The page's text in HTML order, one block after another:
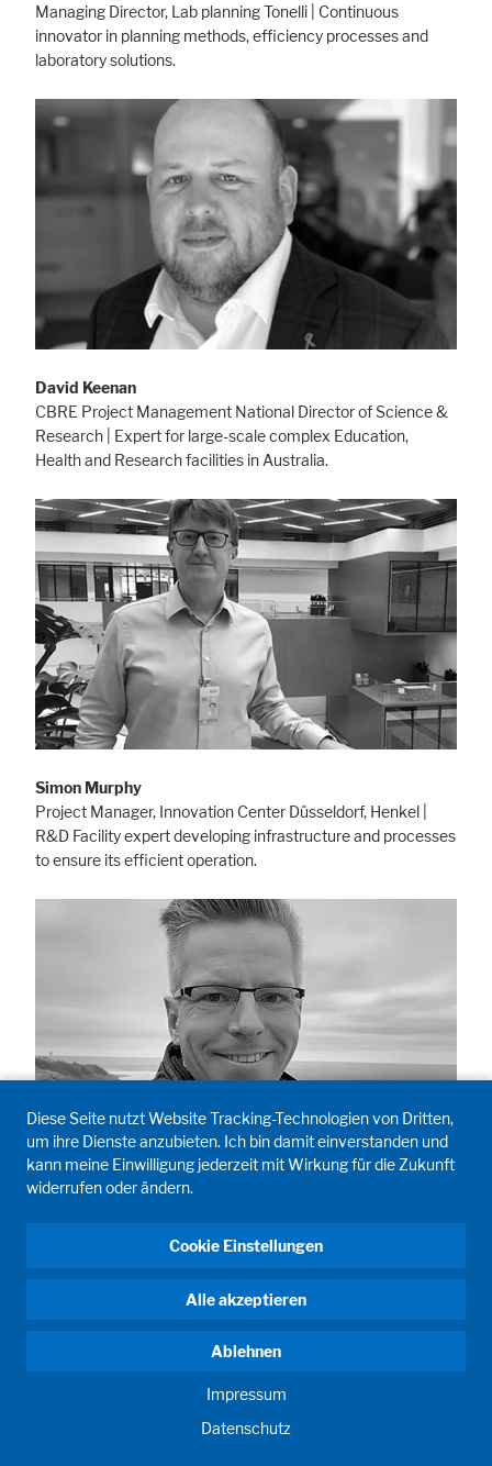
Managing Director, Lab planning Tonelli | Continuous
innovator in planning methods, efficiency processes and
laboratory solutions.
David Keenan
CBRE Project Management National Director of Science &
Research | Expert for large-scale complex Education,
Health and Research facilities in Australia.
Simon Murphy
Project Manager, Innovation Center Düsseldorf, Henkel |
R&D Facility expert developing infrastructure and processes
to ensure its efficient operation.
Andreas Traube
IPA | Enthusiastic realizing the next generation Lab
Automation by Linking Processes, Technology and
Digitalization.
Diese Seite nutzt Website Tracking-Technologien von Dritten,
um ihre Dienste anzubieten. Ich bin damit einverstanden und
kann meine Einwilligung jederzeit mit Wirkung für die Zukunft
widerrufen oder ändern.
Cookie Einstellungen
Alle akzeptieren
Ablehnen
Impressum
Datenschutz